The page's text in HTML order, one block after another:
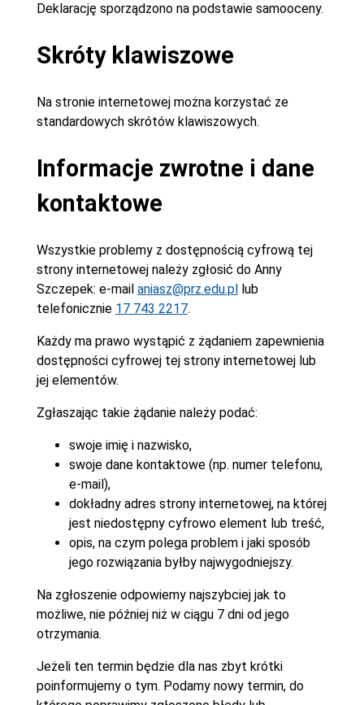
Deklarację sporządzono na podstawie samooceny.
Skróty klawiszowe
Na stronie internetowej można korzystać ze
standardowych skrótów klawiszowych.
Informacje zwrotne i dane
kontaktowe
Wszystkie problemy z dostępnością cyfrową tej
strony internetowej należy zgłosić do Anny
Szczepek: e-mail aniasz@prz.edu.pllub
telefonicznie 17 743 2217.
Każdy ma prawo wystąpić z żądaniem zapewnienia
dostępności cyfrowej tej strony internetowej lub
jej elementów.
Zgłaszając takie żądanie należy podać:
swoje imię i nazwisko,
swoje dane kontaktowe (np. numer telefonu,
e-mail),
dokładny adres strony internetowej, na której
jest niedostępny cyfrowo element lub treść,
opis, na czym polega problem i jaki sposób
jego rozwiązania byłby najwygodniejszy.
Na zgłoszenie odpowiemy najszybciej jak to
możliwe, nie później niż w ciągu 7 dni od jego
otrzymania.
Jeżeli ten termin będzie dla nas zbyt krótki
poinformujemy o tym. Podamy nowy termin, do